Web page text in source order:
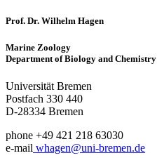
Prof. Dr. Wilhelm Hagen
Marine Zoology
Department of Biology and Chemistry
Universität Bremen
Postfach 330 440
D-28334 Bremen
phone +49 421 218 63030
e-mail whagen@uni-bremen.de